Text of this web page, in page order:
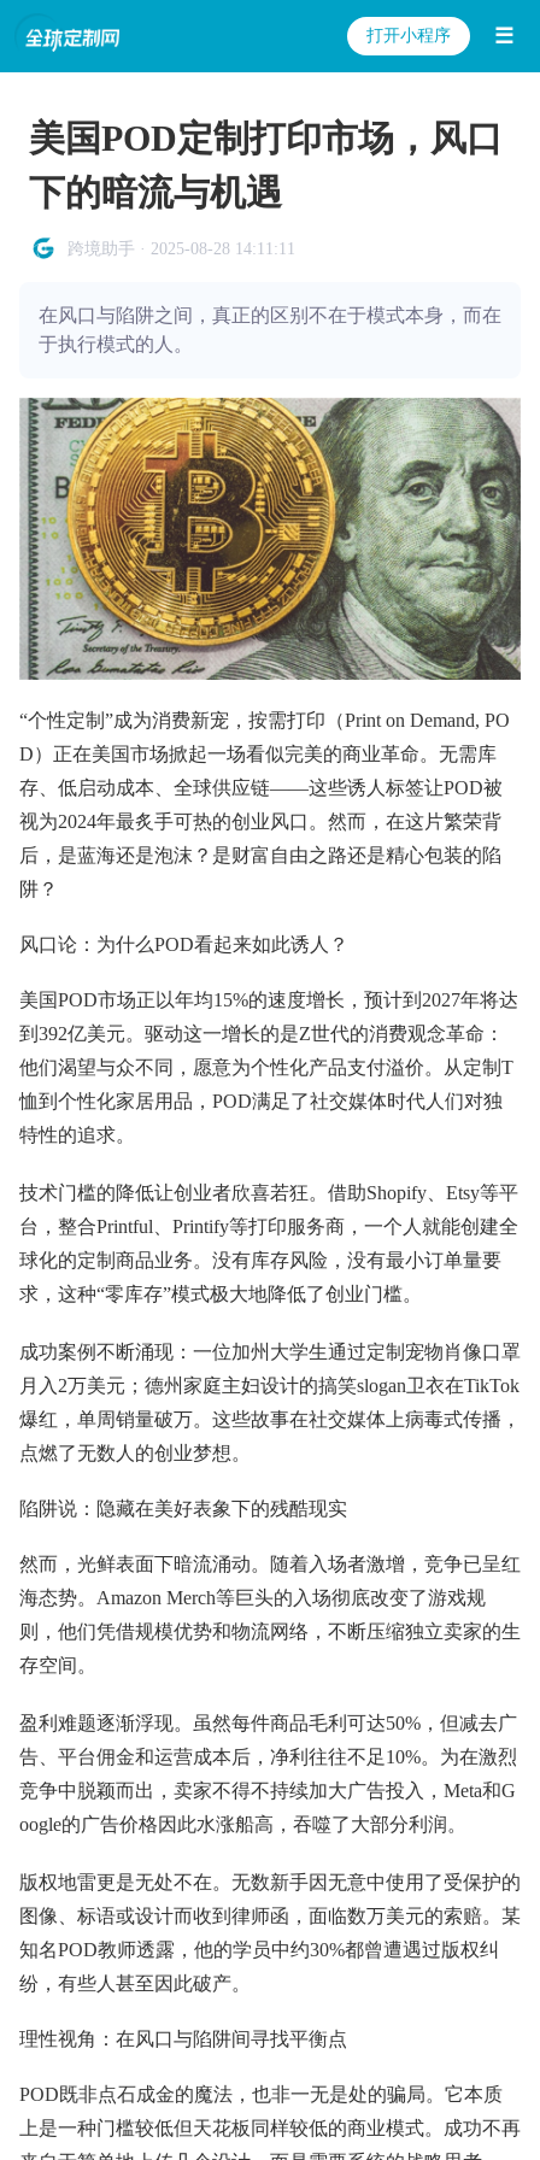
打开小程序 ☰
美国POD定制打印市场，风口
下的暗流与机遇
跨境助手 · 2025-08-28 14:11:11
在风口与陷阱之间，真正的区别不在于模式本身，而在
于执行模式的人。
“个性定制”成为消费新宠， 按需打印 （Print on Demand, PO
D）正在美国市场掀起一场看似完美的商业革命。无需库
存、低启动成本、全球供应链——这些诱人标签让POD被
视为2024年最炙手可热的创业风口。然而，在这片繁荣背
后，是蓝海还是泡沫？是财富自由之路还是精心包装的陷
阱？
风口论：为什么POD看起来如此诱人？
美国POD市场正以年均15%的速度增长，预计到2027年将达
到392亿美元。驱动这一增长的是Z世代的消费观念革命：
他们渴望与众不同，愿意为个性化产品支付溢价。从定制T
恤到个性化家居用品，POD满足了社交媒体时代人们对独
特性的追求。
技术门槛的降低让创业者欣喜若狂。借助Shopify、Etsy等平
台，整合Printful、Printify等打印服务商，一个人就能创建全
球化的定制商品业务。没有库存风险，没有最小订单量要
求，这种“零库存”模式极大地降低了创业门槛。
成功案例不断涌现：一位加州大学生通过定制宠物肖像口罩
月入2万美元；德州家庭主妇设计的搞笑slogan卫衣在TikTok
爆红，单周销量破万。这些故事在社交媒体上病毒式传播，
点燃了无数人的创业梦想。
陷阱说：隐藏在美好表象下的残酷现实
然而，光鲜表面下暗流涌动。随着入场者激增，竞争已呈红
海态势。Amazon Merch等巨头的入场彻底改变了游戏规
则，他们凭借规模优势和物流网络，不断压缩独立卖家的生
存空间。
盈利难题逐渐浮现。虽然每件商品毛利可达50%，但减去广
告、平台佣金和运营成本后，净利往往不足10%。为在激烈
竞争中脱颖而出，卖家不得不持续加大广告投入，Meta和G
oogle的广告价格因此水涨船高，吞噬了大部分利润。
版权地雷更是无处不在。无数新手因无意中使用了受保护的
图像、标语或设计而收到律师函，面临数万美元的索赔。某
知名POD教师透露，他的学员中约30%都曾遭遇过版权纠
纷，有些人甚至因此破产。
理性视角：在风口与陷阱间寻找平衡点
POD既非点石成金的魔法，也非一无是处的骗局。它本质
上是一种门槛较低但天花板同样较低的商业模式。成功不再